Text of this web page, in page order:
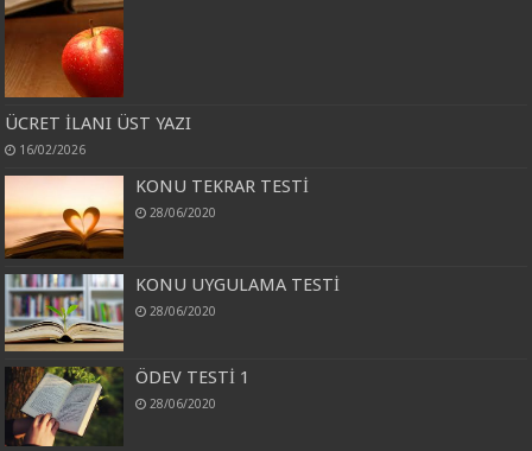
ÜCRET İLANI ÜST YAZI
16/02/2026
KONU TEKRAR TESTİ
28/06/2020
KONU UYGULAMA TESTİ
28/06/2020
ÖDEV TESTİ 1
28/06/2020